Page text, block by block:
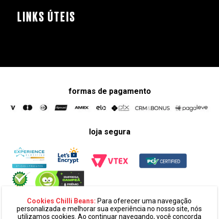
Cookies Chilli Beans: Para oferecer uma navegação
personalizada e melhorar sua experiência no nosso site, nós
utilizamos cookies. Ao continuar navegando, você concorda
LINKS ÚTEIS
formas de pagamento
loja segura